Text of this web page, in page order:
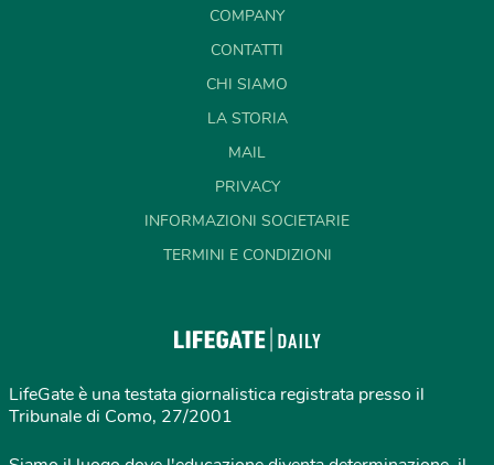
COMPANY
CONTATTI
CHI SIAMO
LA STORIA
MAIL
PRIVACY
INFORMAZIONI SOCIETARIE
TERMINI E CONDIZIONI
LifeGate è una testata giornalistica registrata presso il
Tribunale di Como, 27/2001